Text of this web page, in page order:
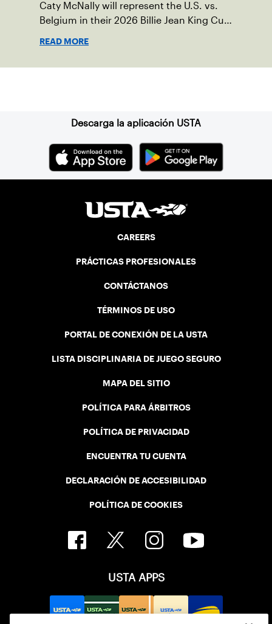
Caty McNally will represent the U.S. vs.
Belgium in their 2026 Billie Jean King Cup
READ MORE
Descarga la aplicación USTA
CAREERS
PRÁCTICAS PROFESIONALES
CONTÁCTANOS
TÉRMINOS DE USO
PORTAL DE CONEXIÓN DE LA USTA
LISTA DISCIPLINARIA DE JUEGO SEGURO
MAPA DEL SITIO
POLÍTICA PARA ÁRBITROS
POLÍTICA DE PRIVACIDAD
ENCUENTRA TU CUENTA
DECLARACIÓN DE ACCESIBILIDAD
POLÍTICA DE COOKIES
USTA APPS